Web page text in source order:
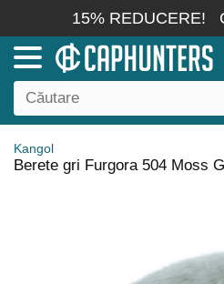
15% REDUCERE!
Kangol
Berete gri Furgora 504 Moss